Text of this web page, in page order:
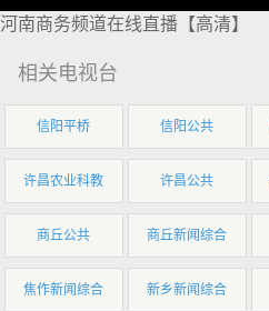
河南商务频道在线直播【高清】
相关电视台
信阳平桥 信阳公共
许昌农业科教 许昌公共
商丘公共 商丘新闻综合
焦作新闻综合 新乡新闻综合